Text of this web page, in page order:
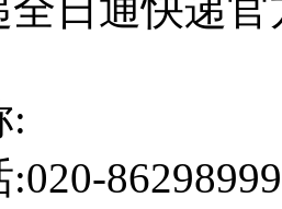
全日通快递
:
:020-86298999